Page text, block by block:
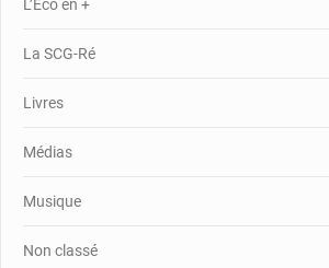
L’Eco en +
La SCG-Ré
Livres
Médias
Musique
Non classé